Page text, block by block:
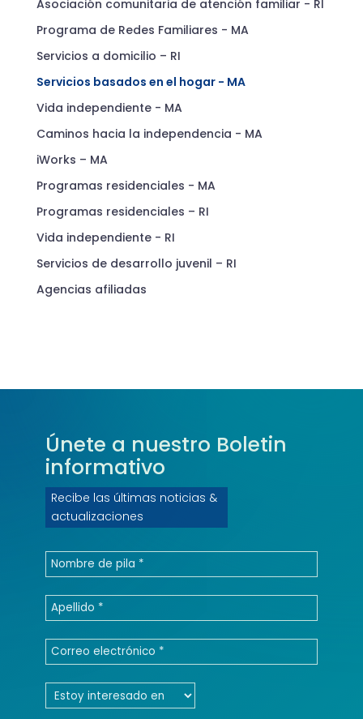
Asociación comunitaria de atención familiar - RI
Programa de Redes Familiares - MA
Servicios a domicilio – RI
Servicios basados ​​en el hogar - MA
Vida independiente - MA
Caminos hacia la independencia - MA
iWorks – MA
Programas residenciales - MA
Programas residenciales – RI
Vida independiente - RI
Servicios de desarrollo juvenil – RI
Agencias afiliadas
Únete a nuestro Boletin
informativo
Recibe las últimas noticias &
actualizaciones